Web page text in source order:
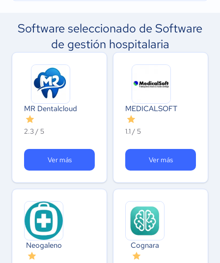
Software seleccionado de Software
de gestión hospitalaria
MR Dentalcloud
2.3 / 5
Ver más
MEDICALSOFT
1.1 / 5
Ver más
Neogaleno Cognara